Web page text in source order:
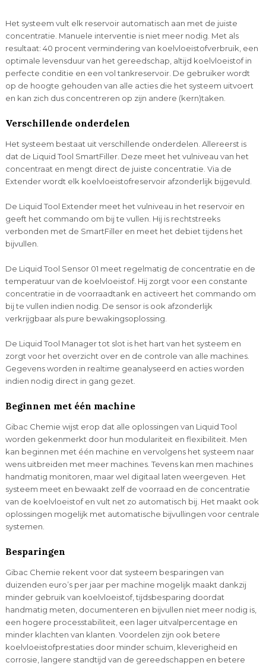
Het systeem vult elk reservoir automatisch aan met de juiste
concentratie. Manuele interventie is niet meer nodig. Met als
resultaat: 40 procent vermindering van koelvloeistofverbruik, een
optimale levensduur van het gereedschap, altijd koelvloeistof in
perfecte conditie en een vol tankreservoir. De gebruiker wordt
op de hoogte gehouden van alle acties die het systeem uitvoert
en kan zich dus concentreren op zijn andere (kern)taken.
Verschillende onderdelen
Het systeem bestaat uit verschillende onderdelen. Allereerst is
dat de Liquid Tool SmartFiller. Deze meet het vulniveau van het
concentraat en mengt direct de juiste concentratie. Via de
Extender wordt elk koelvloeistofreservoir afzonderlijk bijgevuld.
De Liquid Tool Extender meet het vulniveau in het reservoir en
geeft het commando om bij te vullen. Hij is rechtstreeks
verbonden met de SmartFiller en meet het debiet tijdens het
bijvullen.
De Liquid Tool Sensor 01 meet regelmatig de concentratie en de
temperatuur van de koelvloeistof. Hij zorgt voor een constante
concentratie in de voorraadtank en activeert het commando om
bij te vullen indien nodig. De sensor is ook afzonderlijk
verkrijgbaar als pure bewakingsoplossing.
De Liquid Tool Manager tot slot is het hart van het systeem en
zorgt voor het overzicht over en de controle van alle machines.
Gegevens worden in realtime geanalyseerd en acties worden
indien nodig direct in gang gezet.
Beginnen met één machine
Gibac Chemie wijst erop dat alle oplossingen van Liquid Tool
worden gekenmerkt door hun modulariteit en flexibiliteit. Men
kan beginnen met één machine en vervolgens het systeem naar
wens uitbreiden met meer machines. Tevens kan men machines
handmatig monitoren, maar wel digitaal laten weergeven. Het
systeem meet en bewaakt zelf de voorraad en de concentratie
van de koelvloeistof en vult net zo automatisch bij. Het maakt ook
oplossingen mogelijk met automatische bijvullingen voor centrale
systemen.
Besparingen
Gibac Chemie rekent voor dat systeem besparingen van
duizenden euro’s per jaar per machine mogelijk maakt dankzij
minder gebruik van koelvloeistof, tijdsbesparing doordat
handmatig meten, documenteren en bijvullen niet meer nodig is,
een hogere processtabiliteit, een lager uitvalpercentage en
minder klachten van klanten. Voordelen zijn ook betere
koelvloeistofprestaties door minder schuim, kleverigheid en
corrosie, langere standtijd van de gereedschappen en betere